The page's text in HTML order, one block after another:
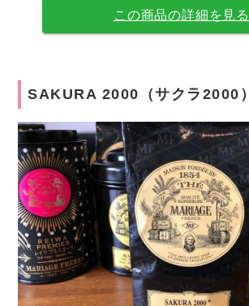
この商品の詳細を見る
SAKURA 2000（サクラ2000）